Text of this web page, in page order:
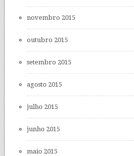
novembro 2015
outubro 2015
setembro 2015
agosto 2015
julho 2015
junho 2015
maio 2015